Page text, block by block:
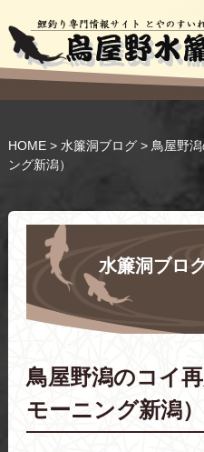
HOME> 水簾洞ブログ> 鳥屋野
ング新潟）
水簾洞ブロ
鳥屋野潟のコイ
モーニング新潟）